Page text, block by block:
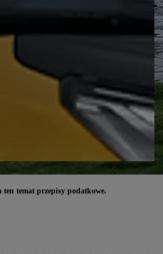
temat przepisy podatkowe.